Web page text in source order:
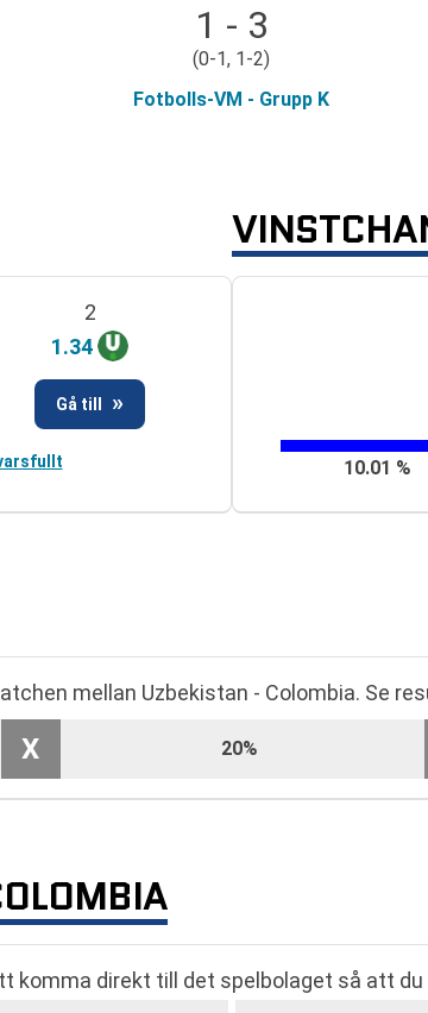
1 - 3
(0-1, 1-2)
Fotbolls-VM - Grupp K
2
1.34
Gå till
10.01 %
mellan Uzbekistan - Colombia. Se
X 20%
komma direkt till det spelbolaget så att